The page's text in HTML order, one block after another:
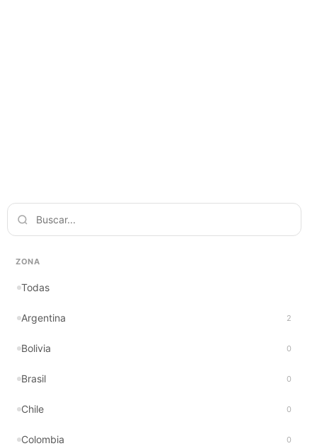
ZONA
Todas
Argentina 2
Bolivia 0
Brasil 0
Chile 0
Colombia 0